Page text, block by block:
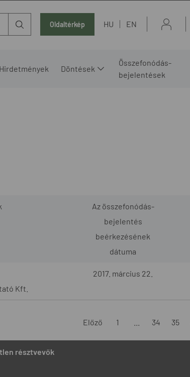
Oldaltérkép HU EN
Hirdetmények Döntések
Összefonódás-
bejelentések
Az összefonódás-
bejelentés
beérkezésének
dátuma
Kft.
2017. március 22.
Előző 1 34 35
résztvevők